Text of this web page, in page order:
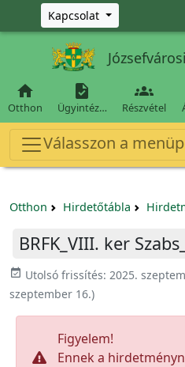
Ugrás a fő tartalomra
Kapcsolat

Otthon

Ügyintéz…

Részvétel
Válasszon a
Otthon Hirdetőtábla
BRFK_VIII. ker
event_available Utolsó frissítés: 2025.
szeptember 16.)
Figyelem!
Ennek a